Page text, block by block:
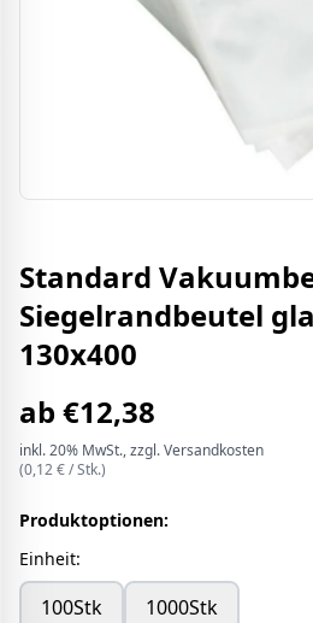
Standard
Siegelrandbeutel
130x400
ab€12,38
inkl.20% MwSt., zzgl. Versandkosten
(0,12€ /Stk.)
Produktoptionen:
Einheit:
100Stk 1000Stk